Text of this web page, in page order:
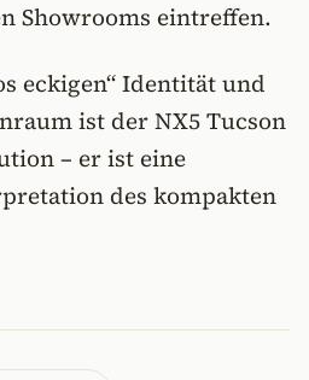
Showrooms eintreffen.
eckigen“ Identität und
ist der NX5 Tucson
– er ist eine
des kompakten